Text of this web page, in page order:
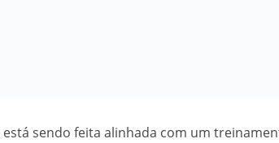
está sendo feita alinhada com um